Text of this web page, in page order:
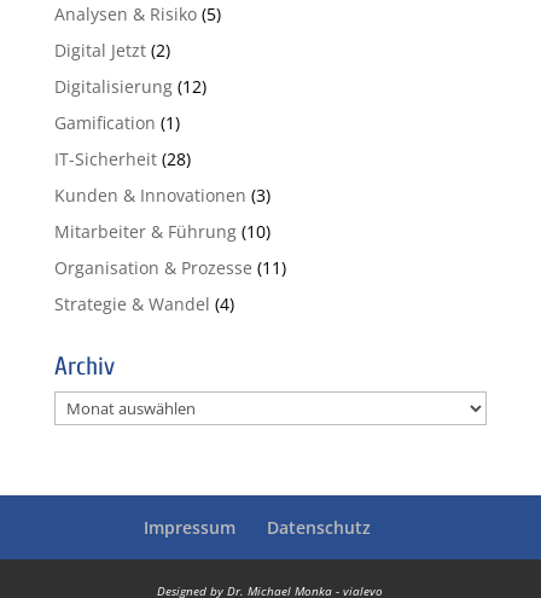
Analysen & Risiko(5)
Digital Jetzt(2)
Digitalisierung(12)
Gamification (1)
IT-Sicherheit(28)
Kunden & Innovationen (3)
Mitarbeiter & Führung(10)
Organisation & Prozesse (11)
Strategie & Wandel (4)
Archiv
Archiv
Impressum Datenschutz
Designed by Dr. Michael Monka - vialevo